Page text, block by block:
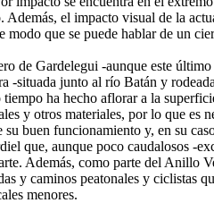
el impacto visual de la
modo que se puede hablar de un
de Gardelegui -aunque este
junto al río Batán y
ha hecho aflorar a la
y otros materiales, por lo que
buen funcionamiento y, en su
que, aunque poco caudalosos
Además, como parte del
y caminos peatonales y ciclistas
menores.